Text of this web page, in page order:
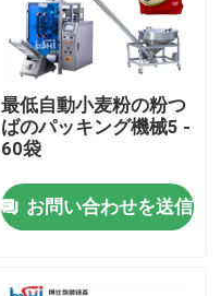
最低自動小麦粉の粉つ
ばのパッキング機械5 -
60袋
お問い合わせを送信